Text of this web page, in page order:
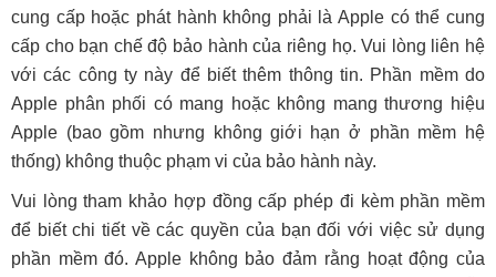
cung cấp hoặc phát hành không phải là Apple có thể cung
cấp cho bạn chế độ bảo hành của riêng họ. Vui lòng liên hệ
với các công ty này để biết thêm thông tin. Phần mềm do
Apple phân phối có mang hoặc không mang thương hiệu
Apple (bao gồm nhưng không giới hạn ở phần mềm hệ
thống) không thuộc phạm vi của bảo hành này.
Vui lòng tham khảo hợp đồng cấp phép đi kèm phần mềm
để biết chi tiết về các quyền của bạn đối với việc sử dụng
phần mềm đó. Apple không bảo đảm rằng hoạt động của